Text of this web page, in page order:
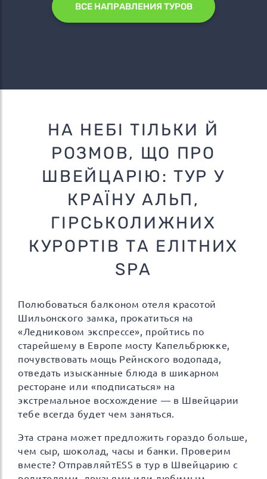
ВСЕ НАПРАВЛЕНИЯ ТУРОВ
НА НЕБІ ТІЛЬКИ Й
РОЗМОВ, ЩО ПРО
ШВЕЙЦАРІЮ: ТУР У
КРАЇНУ АЛЬП,
ГІРСЬКОЛИЖНИХ
КУРОРТІВ ТА ЕЛІТНИХ
SPA
Полюбоваться балконом отеля красотой
Шильонского замка, прокатиться на
«Ледниковом экспрессе», пройтись по
старейшему в Европе мосту Капельбрюкке,
почувствовать мощь Рейнского водопада,
отведать изысканные блюда в шикарном
ресторане или «подписаться» на
экстремальное восхождение — в Швейцарии
тебе всегда будет чем заняться.
Эта страна может предложить гораздо больше,
чем сыр, шоколад, часы и банки. Проверим
вместе? ОтправляйтESS в тур в Швейцарию с